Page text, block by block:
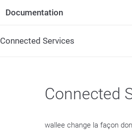
Documentation
Connected Services
Connected
wallee change la façon